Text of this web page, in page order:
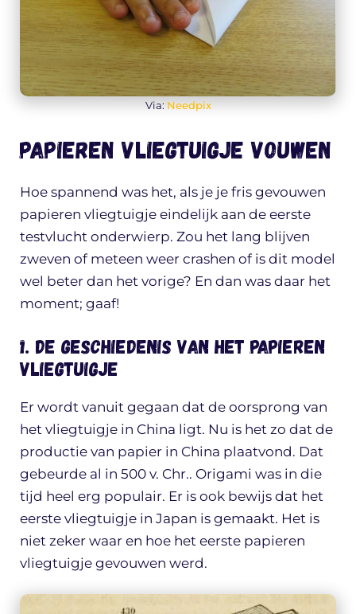
Via: Needpix
Papieren vliegtuigje vouwen
Hoe spannend was het, als je je fris gevouwen
papieren vliegtuigje eindelijk aan de eerste
testvlucht onderwierp. Zou het lang blijven
zweven of meteen weer crashen of is dit model
wel beter dan het vorige? En dan was daar het
moment; gaaf!
1. De geschiedenis van het papieren
vliegtuigje
Er wordt vanuit gegaan dat de oorsprong van
het vliegtuigje in China ligt. Nu is het zo dat de
productie van papier in China plaatvond. Dat
gebeurde al in 500 v. Chr.. Origami was in die
tijd heel erg populair. Er is ook bewijs dat het
eerste vliegtuigje in Japan is gemaakt. Het is
niet zeker waar en hoe het eerste papieren
vliegtuigje gevouwen werd.